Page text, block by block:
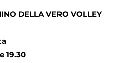
DELLA VERO VOLLEY
19.30